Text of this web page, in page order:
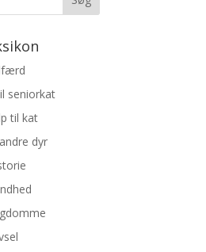
seniorkat
til kat
dyr